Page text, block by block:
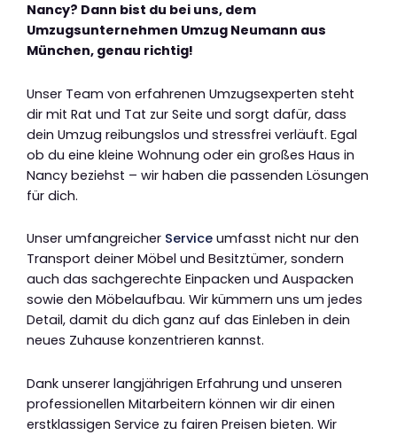
Nancy? Dann bist du bei uns, dem
Umzugsunternehmen Umzug Neumann aus
München, genau richtig!
Unser Team von erfahrenen Umzugsexperten steht
dir mit Rat und Tat zur Seite und sorgt dafür, dass
dein Umzug reibungslos und stressfrei verläuft. Egal
ob du eine kleine Wohnung oder ein großes Haus in
Nancy beziehst – wir haben die passenden Lösungen
für dich.
Unser umfangreicher Service umfasst nicht nur den
Transport deiner Möbel und Besitztümer, sondern
auch das sachgerechte Einpacken und Auspacken
sowie den Möbelaufbau. Wir kümmern uns um jedes
Detail, damit du dich ganz auf das Einleben in dein
neues Zuhause konzentrieren kannst.
Dank unserer langjährigen Erfahrung und unseren
professionellen Mitarbeitern können wir dir einen
erstklassigen Service zu fairen Preisen bieten. Wir